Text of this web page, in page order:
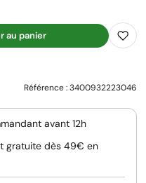
au panier
Référence :3400932223046
avant 12h
gratuite dès 49€ en